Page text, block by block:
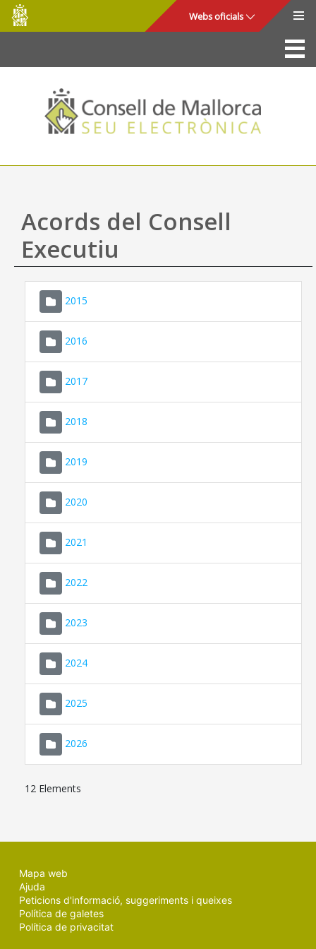
Salta al contingut principal
Consell
de
Mallorca
Webs oficials
La Seu
Consell de Mallorca
Accés i seguretat
Utilitats
Ajuda
Acords del Consell
Executiu
2015
2016
2017
2018
2019
2020
2021
2022
2023
2024
2025
2026
12 Elements
Mapa web
Ajuda
Peticions d'informació, suggeriments i queixes
Política de galetes
Política de privacitat